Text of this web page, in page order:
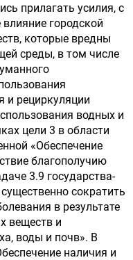
прилагать усилия, с
городской
которые вредны
среды, в том числе
и рециркуляции
водных и
цели 3 в области
«Обеспечение
благополучию
3.9 государства-
сократить
в результате
веществ и
воды и почв». В
наличия и